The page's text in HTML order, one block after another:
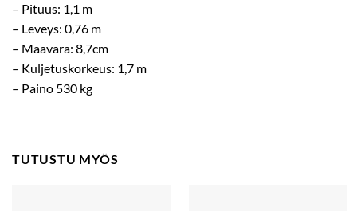
– Pituus: 1,1 m
– Leveys: 0,76 m
– Maavara: 8,7cm
– Kuljetuskorkeus: 1,7 m
– Paino 530 kg
TUTUSTU MYÖS